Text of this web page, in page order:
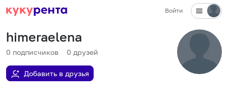
Войти
himeraelena
0 подписчиков 0 друзей
Добавить в друзья